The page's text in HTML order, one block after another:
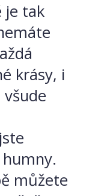
je tak
krásy, i
můžete